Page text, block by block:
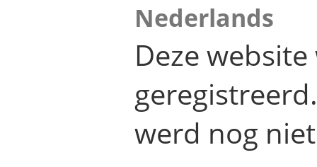
Nederlands
Deze
werd nog